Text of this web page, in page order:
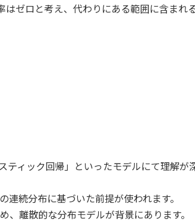
ゼロと考え、代わりにある範囲に含まれ
ィック回帰」といったモデルにて理解が
続分布に基づいた前提が使われます。
離散的な分布モデルが背景にあります。